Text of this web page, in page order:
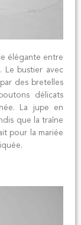
élégante entre
Le bustier avec
des bretelles
délicats
La jupe en
que la traîne
pour la mariée